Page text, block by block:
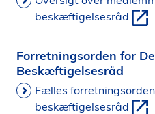
beskæftigelsesråd
Forretningsorden for
Beskæftigelsesråd
Fælles
beskæftigelsesråd